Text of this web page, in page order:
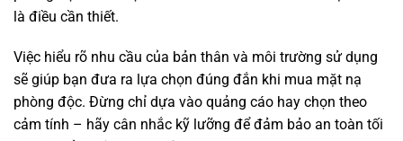
là điều cần thiết.
Việc hiểu rõ nhu cầu của bản thân và môi trường sử dụng
sẽ giúp bạn đưa ra lựa chọn đúng đắn khi mua mặt nạ
phòng độc. Đừng chỉ dựa vào quảng cáo hay chọn theo
cảm tính – hãy cân nhắc kỹ lưỡng để đảm bảo an toàn tối